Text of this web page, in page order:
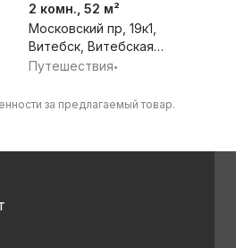
2 комн., 52 м²
Московский пр, 19к1,
Витебск, Витебская
обл.
Путешествия•
за предлагаемый товар.